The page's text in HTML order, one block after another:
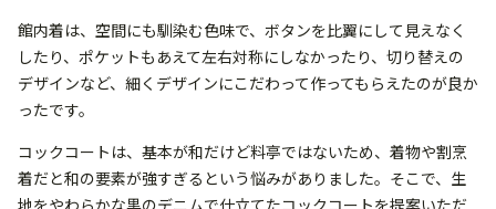
館内着は、空間にも馴染む色味で、ボタンを比翼にして見えなく
したり、ポケットもあえて左右対称にしなかったり、切り替えの
デザインなど、細くデザインにこだわって作ってもらえたのが良か
ったです。
コックコートは、基本が和だけど料亭ではないため、着物や割烹
着だと和の要素が強すぎるという悩みがありました。そこで、生